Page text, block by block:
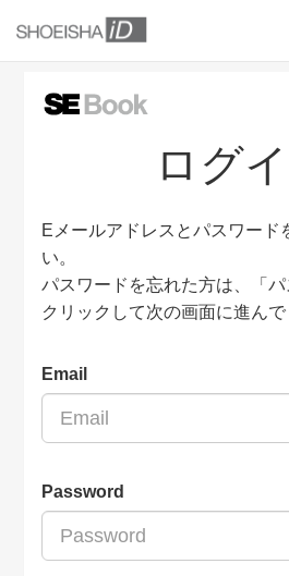
ログ
Eメールアドレスとパスワード
い。
パスワードを忘れた方は、「
クリックして次の画面に進んで
Email
Password